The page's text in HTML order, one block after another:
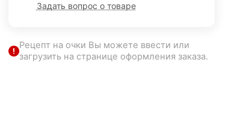
Задать вопрос о товаре
Рецепт на очки Вы можете ввести или
загрузить на странице оформления заказа.